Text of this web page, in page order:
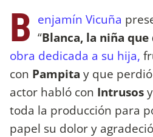
B enjamín Vicuña
“Blanca, la niña
obra dedicada a su hija,
con Pampita y que
actor habló con Intrusos
toda la producción para
papel su dolor y